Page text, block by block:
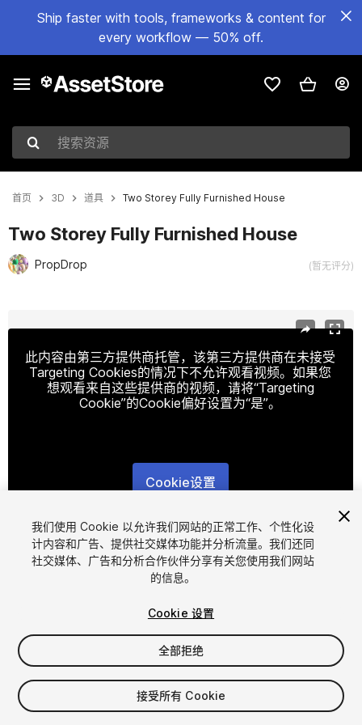
Ship faster with tools, frameworks & content for
every workflow — 50% off.
搜索资源
首页 3D 道具 Two Storey Fully Furnished House
Two Storey Fully Furnished House
PropDrop (暂无评分)
此内容由第三方提供商托管，该第三方提供商在未接受
Targeting Cookies的情况下不允许观看视频。如果您
想观看来自这些提供商的视频，请将“Targeting
Cookie”的Cookie偏好设置为“是”。
Cookie设置
1/25
$30
增值税将在结算时计算
我们使用 Cookie 以允许我们网站的正常工作、个性化设
计内容和广告、提供社交媒体功能并分析流量。我们还同
社交媒体、广告和分析合作伙伴分享有关您使用我们网站
的信息。
Cookie 设置
全部拒绝
接受所有 Cookie